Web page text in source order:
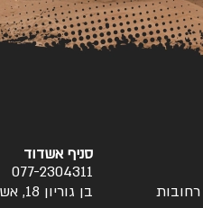
סניף אשדוד
077-2304311
בן גוריון 18, אשדוד